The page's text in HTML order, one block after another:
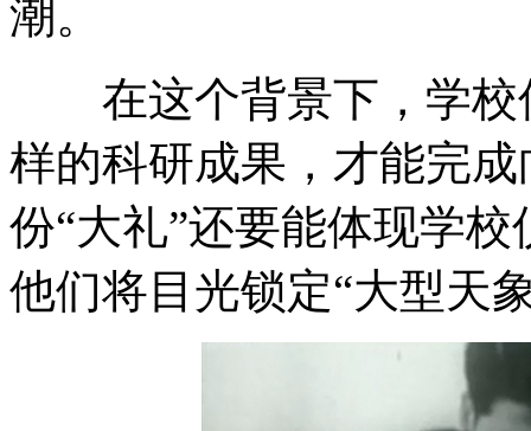
潮。
在这个背景下，学校
样的科研成果，才能完
份“大礼”还要能体现学
他们将目光锁定“大型天